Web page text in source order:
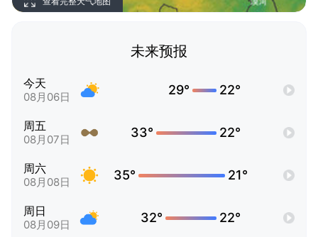
未来预报
今天
08月06日 29° 22°
周五
08月07日 33° 22°
周六
08月08日 35° 21°
周日
08月09日 32° 22°